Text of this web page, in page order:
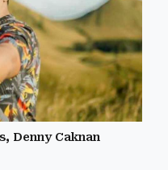
Denny Caknan